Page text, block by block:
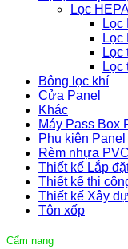
Lọc
Lọc
Lọc
Lọc
Lọc
Bông lọc khí
Cửa Panel
Khác
Máy Pass Box
Phụ kiện Panel
Rèm nhựa PVC
Thiết kế Lắp
Thiết kế thi
Thiết kế Xây
Tôn xốp
Cẩm nang